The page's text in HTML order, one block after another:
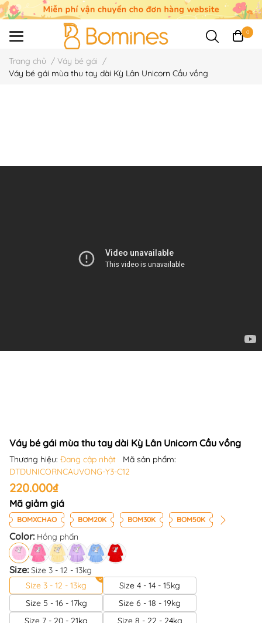
0
Trang chủ / Váy bé gái /
Váy bé gái mùa thu tay dài Kỳ Lân Unicorn Cầu vồng
Váy bé gái mùa thu tay dài Kỳ Lân Unicorn Cầu vồng
Thương hiệu: Đang cập nhật
Mã sản phẩm:
DTDUNICORNCAUVONG-Y3-C12
220.000₫
Mã giảm giá
BOMXCHAO BOM20K BOM30K BOM50K
Color: Hồng phấn
Size:Size 3 - 12 - 13kg
Size 3 - 12 - 13kg
Size 4 - 14 - 15kg
Size 5 - 16 - 17kg
Size 6 - 18 - 19kg
Size 7 - 20 - 21kg
Size 8 - 22 - 24kg